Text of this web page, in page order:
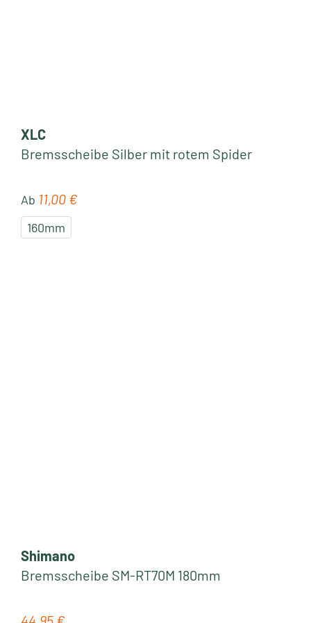
XLC
Bremsscheibe Silber mit rotem Spider
Regulärer Preis:
Ab 11,00 €
160mm
Shimano
Bremsscheibe SM-RT70M 180mm